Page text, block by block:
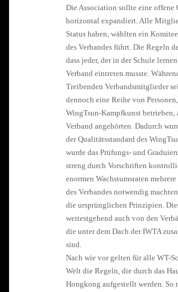
Die Association sollte eine offene
horizontal expandiert. Alle
Status haben, wählten ein
des Verbandes führt. Die Regeln
dass jeder, der in der Schule
Verband eintreten musste.
Treibenden Verbandsmitglieder
dennoch eine Reihe von
WingTsun-Kampfkunst betrieben,
Verband angehörten. Dadurch
der Qualitätsstandard des
wurde das Prüfungs- und
streng durch Vorschriften
enormen Wachstumsraten
des Verbandes notwendig
die ursprünglichen Prinzipien.
weitestgehend auch von den
die unter dem Dach der IWTA
sind.
Nach wie vor gelten für alle WT-
Welt die Regeln, die durch das
Hongkong aufgestellt werden. So